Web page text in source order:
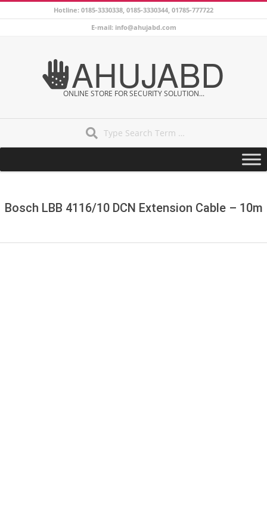
to
Hotline: 0185-3330338, 0185-3330344, 01785-777722
E-mail: info@ahujabd.com
AHUJABD
ONLINE STORE FOR SECURITY SOLUTION...
Navigation
Bosch LBB 4116/10 DCN Extension Cable – 10m